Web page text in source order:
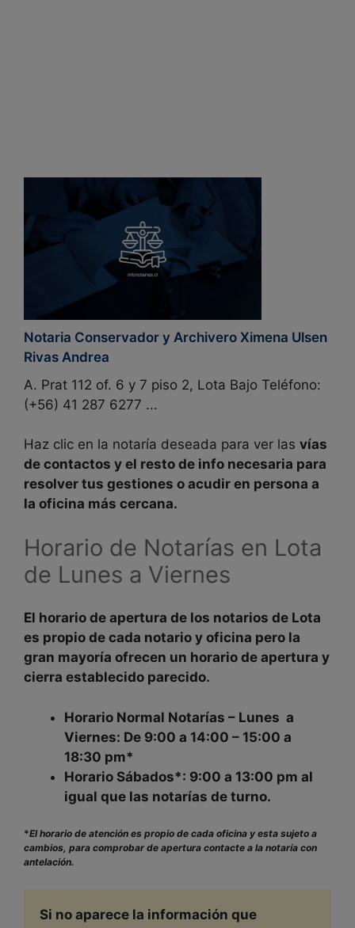
Notaria Conservador y Archivero Ximena Ulsen
Rivas Andrea
A. Prat 112 of. 6 y 7 piso 2, Lota Bajo Teléfono:
(+56) 41 287 6277 ...
Haz clic en la notaría deseada para ver las vías
de contactos y el resto de info necesaria para
resolver tus gestiones o acudir en persona a
la oficina más cercana.
Horario de Notarías en Lota
de Lunes a Viernes
El horario de apertura de los notarios de Lota
es propio de cada notario y oficina pero la
gran mayoría ofrecen un horario de apertura y
cierra establecido parecido.
Horario Normal Notarías – Lunes a
Viernes: De 9:00 a 14:00 – 15:00 a
18:30 pm*
Horario Sábados*: 9:00 a 13:00 pm al
igual que las notarías de turno.
*El horario de atención es propio de cada oficina y esta sujeto a
cambios, para comprobar de apertura contacte a la notaría con
antelación.
Si no aparece la información que